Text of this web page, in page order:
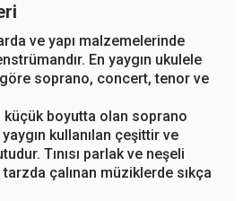
ve yapı malzemelerinde
En yaygın ukulele
soprano, concert, tenor ve
küçük boyutta olan soprano
kullanılan çeşittir ve
Tınısı parlak ve neşeli
çalınan müziklerde sıkça